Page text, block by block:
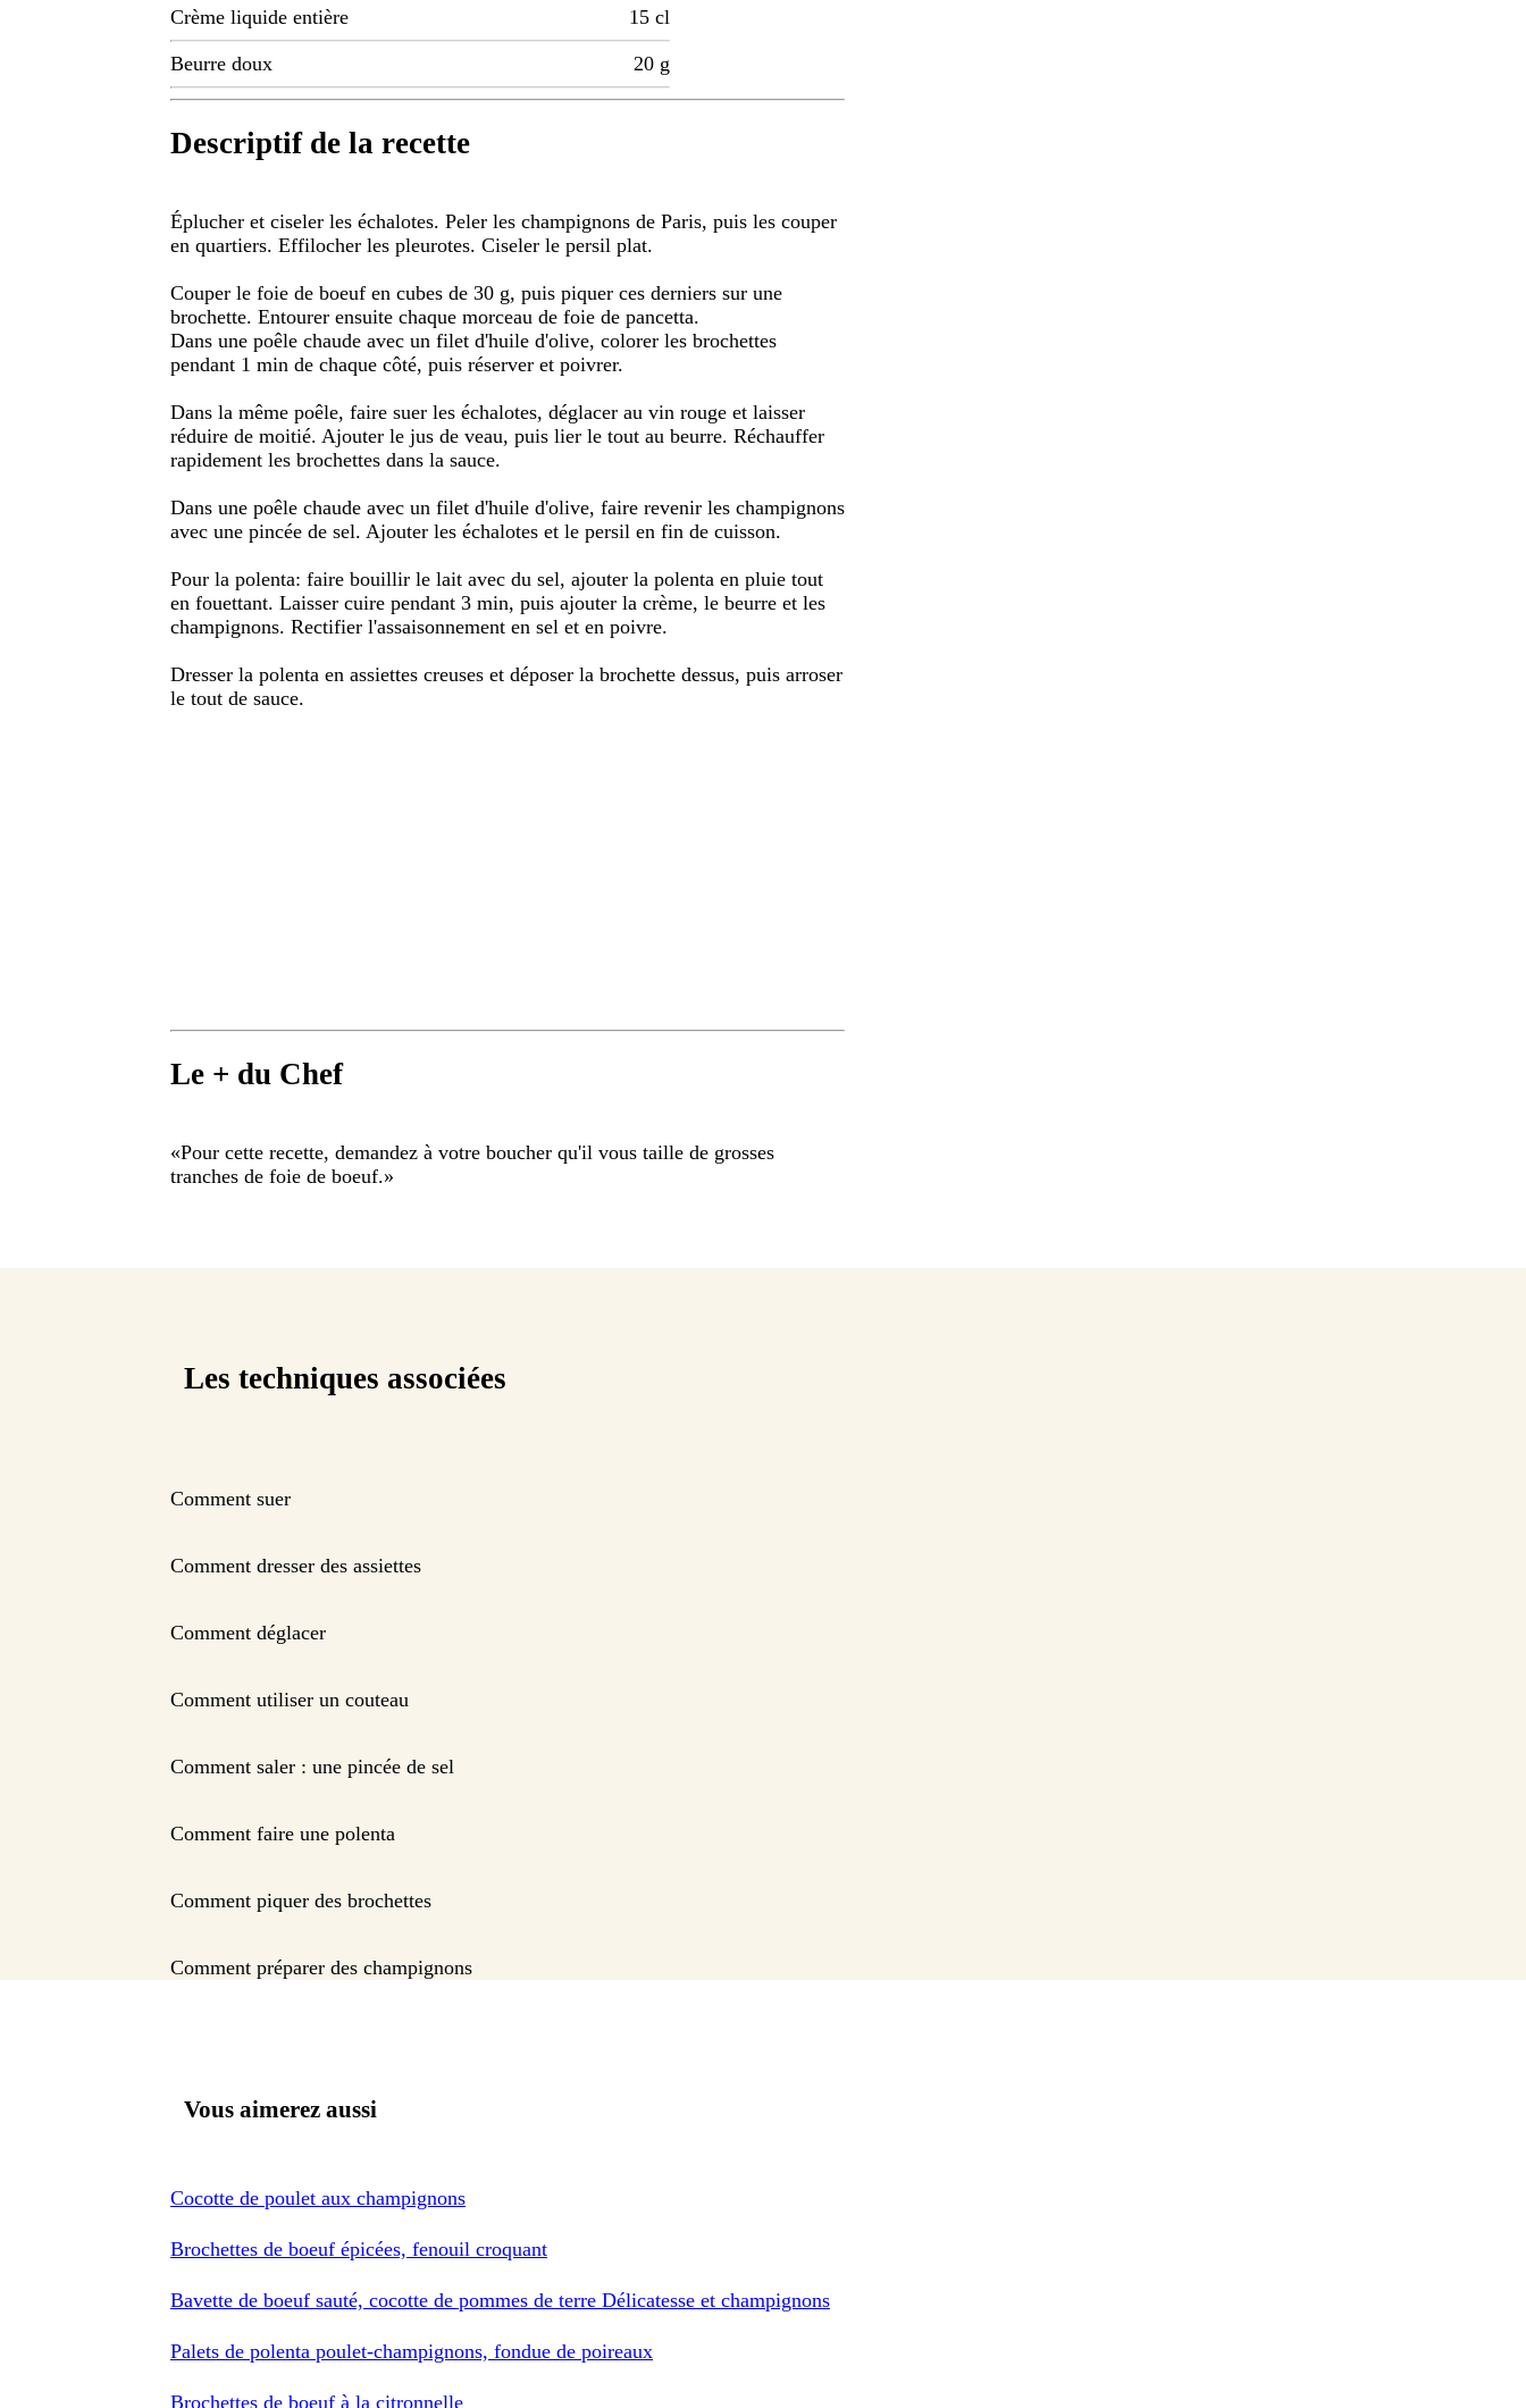
Crème liquide entière 15 cl
Beurre doux 20 g
Descriptif de la recette
Éplucher et ciseler les échalotes. Peler les champignons de Paris, puis les couper
en quartiers. Effilocher les pleurotes. Ciseler le persil plat.
Couper le foie de boeuf en cubes de 30 g, puis piquer ces derniers sur une
brochette. Entourer ensuite chaque morceau de foie de pancetta.
Dans une poêle chaude avec un filet d'huile d'olive, colorer les brochettes
pendant 1 min de chaque côté, puis réserver et poivrer.
Dans la même poêle, faire suer les échalotes, déglacer au vin rouge et laisser
réduire de moitié. Ajouter le jus de veau, puis lier le tout au beurre. Réchauffer
rapidement les brochettes dans la sauce.
Dans une poêle chaude avec un filet d'huile d'olive, faire revenir les champignons
avec une pincée de sel. Ajouter les échalotes et le persil en fin de cuisson.
Pour la polenta: faire bouillir le lait avec du sel, ajouter la polenta en pluie tout
en fouettant. Laisser cuire pendant 3 min, puis ajouter la crème, le beurre et les
champignons. Rectifier l'assaisonnement en sel et en poivre.
Dresser la polenta en assiettes creuses et déposer la brochette dessus, puis arroser
le tout de sauce.
Le + du Chef
«Pour cette recette, demandez à votre boucher qu'il vous taille de grosses
tranches de foie de boeuf.»
Les techniques associées
Comment suer
Comment dresser des assiettes
Comment déglacer
Comment utiliser un couteau
Comment saler : une pincée de sel
Comment faire une polenta
Comment piquer des brochettes
Comment préparer des champignons
Vous aimerez aussi
Cocotte de poulet aux champignons
Brochettes de boeuf épicées, fenouil croquant
Bavette de boeuf sauté, cocotte de pommes de terre Délicatesse et champignons
Palets de polenta poulet-champignons, fondue de poireaux
Brochettes de boeuf à la citronnelle